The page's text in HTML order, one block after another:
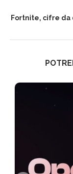
Fortnite, cifre da